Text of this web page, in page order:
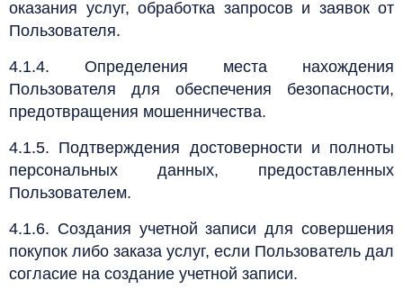
оказания услуг, обработка запросов и заявок от
Пользователя.
4.1.4. Определения места нахождения
Пользователя для обеспечения безопасности,
предотвращения мошенничества.
4.1.5. Подтверждения достоверности и полноты
персональных данных, предоставленных
Пользователем.
4.1.6. Создания учетной записи для совершения
покупок либо заказа услуг, если Пользователь дал
согласие на создание учетной записи.